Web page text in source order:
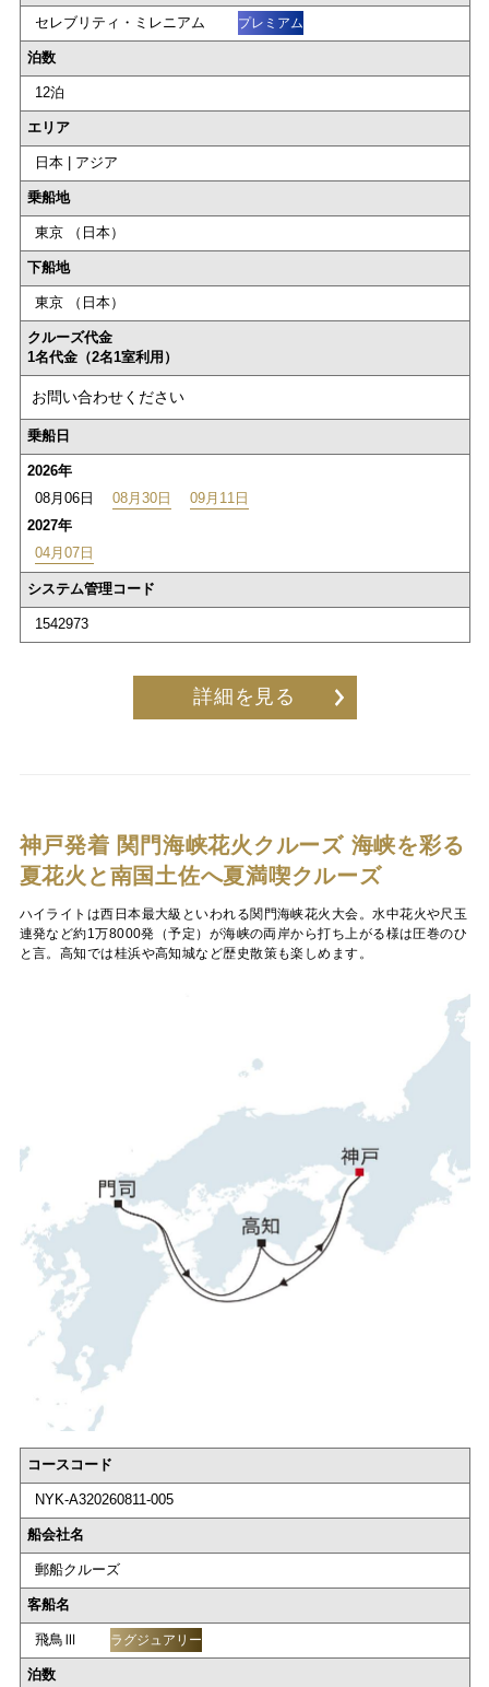
セレブリティ・ミレニアム プレミアム
泊数
12泊
エリア
日本 | アジア
乗船地
東京 （日本）
下船地
東京 （日本）
クルーズ代金
1名代金（2名1室利用）
お問い合わせください
乗船日
2026年
08月06日
08月30日
09月11日
2027年
04月07日
システム管理コード
1542973
詳細を見る
神戸発着 関門海峡花火クルーズ 海峡を彩る
夏花火と南国土佐へ夏満喫クルーズ
ハイライトは西日本最大級といわれる関門海峡花火大会。水中花火や尺玉
連発など約1万8000発（予定）が海峡の両岸から打ち上がる様は圧巻のひ
と言。高知では桂浜や高知城など歴史散策も楽しめます。
コースコード
NYK-A320260811-005
船会社名
郵船クルーズ
客船名
飛鳥Ⅲ ラグジュアリー
泊数